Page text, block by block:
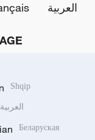
العربية
Shqip
العربية
Беларуская